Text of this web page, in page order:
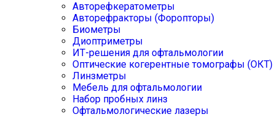
Авторефкератометры
Авторефракторы (Форопторы)
Биометры
Диоптриметры
ИТ-решения для офтальмологии
Оптические когерентные томографы (ОКТ)
Линзметры
Мебель для офтальмологии
Набор пробных линз
Офтальмологические лазеры